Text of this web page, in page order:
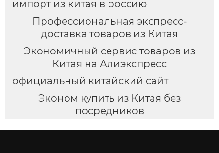
импорт из китая в россию
Профессиональная экспресс-
доставка товаров из Китая
Экономичный сервис товаров из
Китая на Алиэкспресс
официальный китайский сайт
Эконом купить из Китая без
посредников